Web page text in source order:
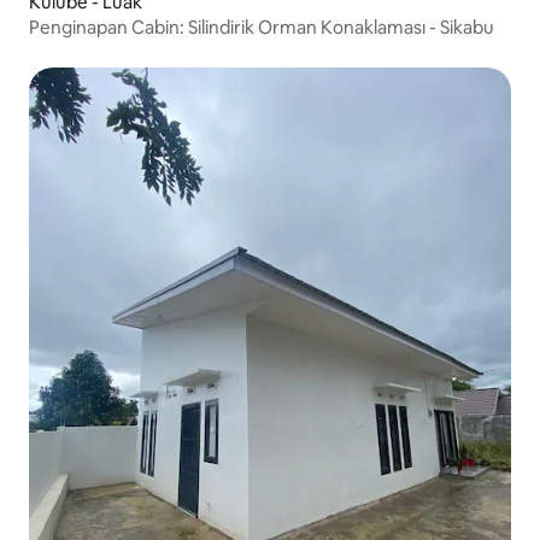
Penginapan Cabin: Silindirik Orman Konaklaması - Sikabu